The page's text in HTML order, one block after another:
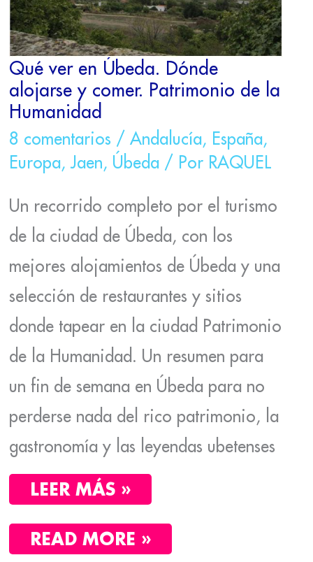
Qué ver en Úbeda. Dónde
alojarse y comer. Patrimonio de la
Humanidad
8 comentarios / Andalucía, España,
Europa, Jaen, Úbeda/ Por RAQUEL
Un recorrido completo por el turismo
de la ciudad de Úbeda, con los
mejores alojamientos de Úbeda y una
selección de restaurantes y sitios
donde tapear en la ciudad Patrimonio
de la Humanidad. Un resumen para
un fin de semana en Úbeda para no
perderse nada del rico patrimonio, la
gastronomía y las leyendas ubetenses
LEER MÁS »
DE
LA
HUMANIDAD
READ MORE »